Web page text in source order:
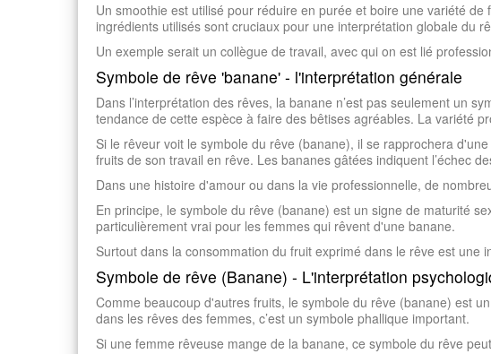
Un smoothie est utilisé pour réduire en purée et boire une variété
ingrédients utilisés sont cruciaux pour une interprétation globale du
Un exemple serait un collègue de travail, avec qui on est lié
Symbole de rêve 'banane' - l'interprétation générale
Dans l’interprétation des rêves, la banane n’est pas seulement un
tendance de cette espèce à faire des bêtises agréables. La variété
Si le rêveur voit le symbole du rêve (banane), il se rapprochera
fruits de son travail en rêve. Les bananes gâtées indiquent l’échec
Dans une histoire d'amour ou dans la vie professionnelle, de
En principe, le symbole du rêve (banane) est un signe de maturité
particulièrement vrai pour les femmes qui rêvent d'une banane.
Surtout dans la consommation du fruit exprimé dans le rêve est une
Symbole de rêve (Banane) - L'interprétation
Comme beaucoup d'autres fruits, le symbole du rêve (banane) est
dans les rêves des femmes, c’est un symbole phallique important.
Si une femme rêveuse mange de la banane, ce symbole du rêve